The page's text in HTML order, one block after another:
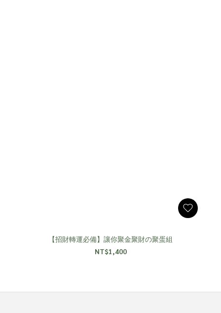
【招財轉運必備】讓你聚金聚財の聚蛋組
NT$1,400